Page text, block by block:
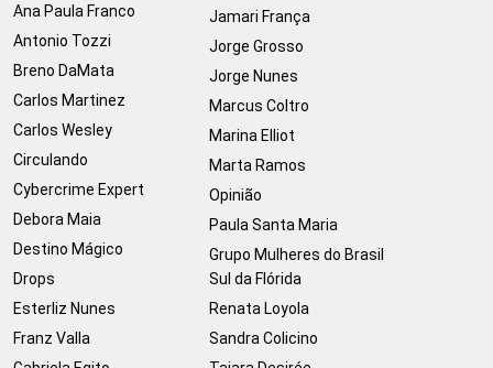
Ana Paula Franco
Antonio Tozzi
Breno DaMata
Carlos Martinez
Carlos Wesley
Circulando
Cybercrime Expert
Debora Maia
Destino Mágico
Drops
Esterliz Nunes
Franz Valla
Jamari França
Jorge Grosso
Jorge Nunes
Marcus Coltro
Marina Elliot
Marta Ramos
Opinião
Paula Santa Maria
Grupo Mulheres do Brasil
Sul da Flórida
Renata Loyola
Sandra Colicino